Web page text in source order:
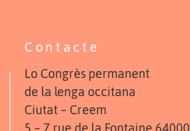
Contacte
Lo Congrès permanent
de la lenga occitana
Ciutat – Creem
5 – 7 rue de la Fontaine 64000